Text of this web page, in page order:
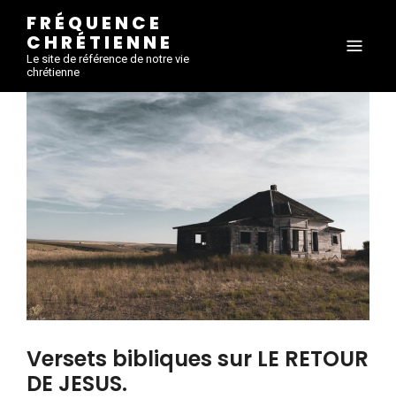
FRÉQUENCE
CHRÉTIENNE
Le site de référence de notre vie
chrétienne
Versets bibliques sur LE RETOUR
DE JESUS.